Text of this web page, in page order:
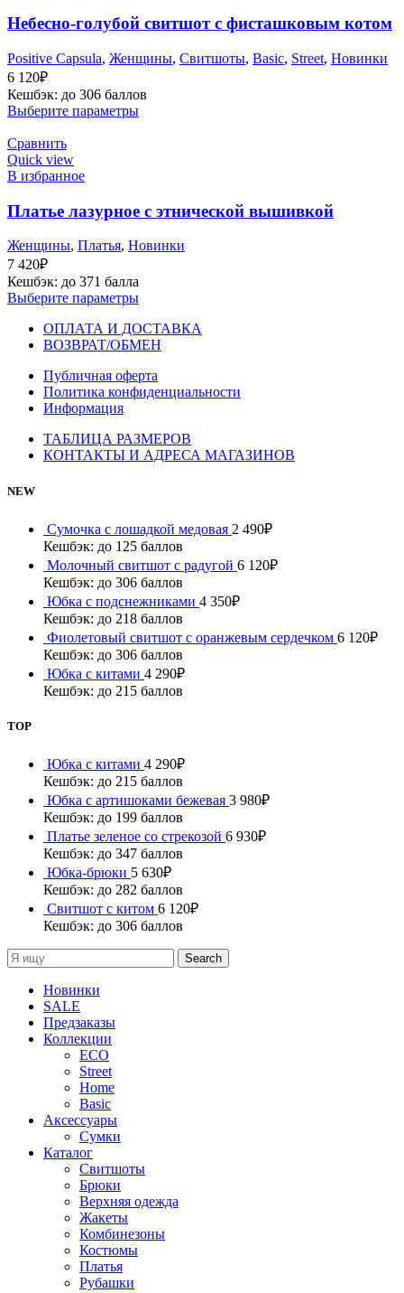
Небесно-голубой свитшот с фисташковым котом
Positive Capsula, Женщины, Cвитшоты, Basic, Street, Новинки
6 120₽
Кешбэк: до 306 баллов
Выберите параметры
Сравнить
Quick view
В избранное
Платье лазурное с этнической вышивкой
Женщины, Платья, Новинки
7 420₽
Кешбэк: до 371 балла
Выберите параметры
ОПЛАТА И ДОСТАВКА
ВОЗВРАТ/ОБМЕН
Публичная оферта
Политика конфиденциальности
Информация
ТАБЛИЦА РАЗМЕРОВ
КОНТАКТЫ И АДРЕСА МАГАЗИНОВ
NEW
Сумочка с лошадкой медовая 2 490₽
Кешбэк: до 125 баллов
Молочный свитшот с радугой 6 120₽
Кешбэк: до 306 баллов
Юбка с подснежниками 4 350₽
Кешбэк: до 218 баллов
Фиолетовый свитшот с оранжевым сердечком 6 120₽
Кешбэк: до 306 баллов
Юбка с китами 4 290₽
Кешбэк: до 215 баллов
TOP
Юбка с китами 4 290₽
Кешбэк: до 215 баллов
Юбка с артишоками бежевая 3 980₽
Кешбэк: до 199 баллов
Платье зеленое со стрекозой 6 930₽
Кешбэк: до 347 баллов
Юбка-брюки 5 630₽
Кешбэк: до 282 баллов
Свитшот с китом 6 120₽
Кешбэк: до 306 баллов
Search
Новинки
SALE
Предзаказы
Коллекции
ECO
Street
Home
Basic
Аксессуары
Сумки
Каталог
Cвитшоты
Брюки
Верхняя одежда
Жакеты
Комбинезоны
Костюмы
Платья
Рубашки